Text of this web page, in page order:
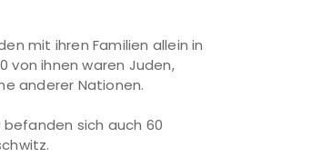
mit ihren Familien allein in
von ihnen waren Juden,
anderer Nationen.
befanden sich auch 60